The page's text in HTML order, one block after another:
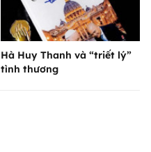
Hà Huy Thanh và “triết lý”
tình thương